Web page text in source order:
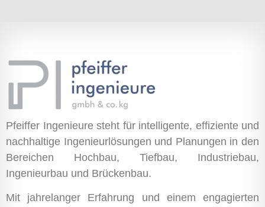
Pfeiffer Ingenieure steht für intelligente, effiziente und
nachhaltige Ingenieurlösungen und Planungen in den
Bereichen Hochbau, Tiefbau, Industriebau,
Ingenieurbau und Brückenbau.
Mit jahrelanger Erfahrung und einem engagierten